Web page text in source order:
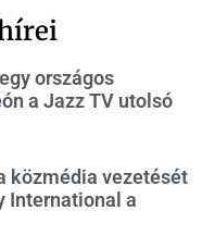
országos
a Jazz TV utolsó
közmédia vezetését
International a